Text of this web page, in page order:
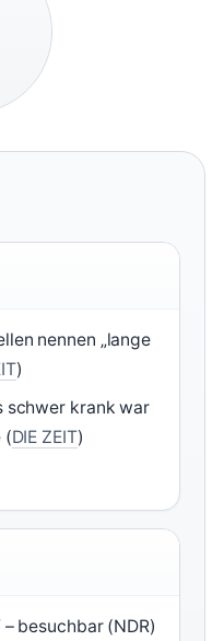
nennen „lange
)
schwer krank war
(DIE ZEIT)
besuchbar (NDR)